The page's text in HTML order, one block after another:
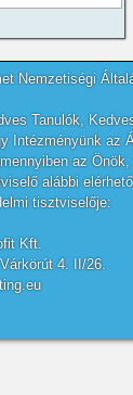
Nemzetiségi
Tanulók,
Intézményünk az
az
alábbi
tisztviselője:
Kft.
4. II/26.